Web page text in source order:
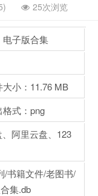
25次浏览
电子版合集
大小：11.76 MB
格式：png
阿里云盘、123
/书籍文件/老图书/
集.db